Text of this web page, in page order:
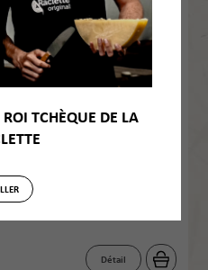
TCHÈQUE DE LA
Détail